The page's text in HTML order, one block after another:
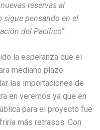
reservas al
sigue pensando en el
del Pacífico”.
la esperanza que el
mediano plazo
las importaciones de
en veremos ya que en
para el proyecto fue
más retrasos. Con